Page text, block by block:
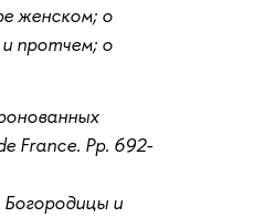
женском; о
протчем; о
France. Рр. 692-
и